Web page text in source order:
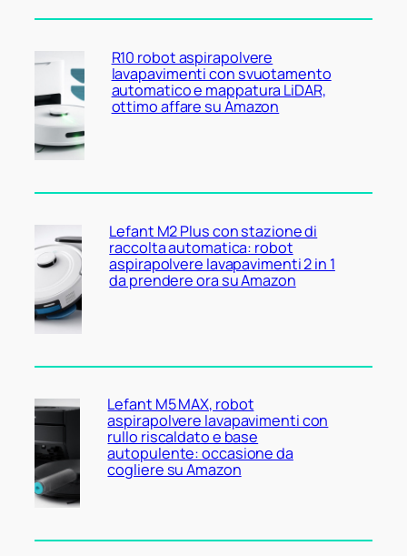
R10 robot aspirapolvere
lavapavimenti con svuotamento
automatico e mappatura LiDAR,
ottimo affare su Amazon
Lefant M2 Plus con stazione di
raccolta automatica: robot
aspirapolvere lavapavimenti 2 in 1
da prendere ora su Amazon
Lefant M5 MAX, robot
aspirapolvere lavapavimenti con
rullo riscaldato e base
autopulente: occasione da
cogliere su Amazon